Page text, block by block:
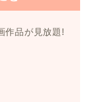
作品が見放題!